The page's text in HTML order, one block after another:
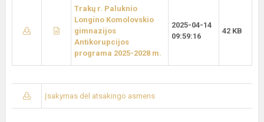
Trakų r. Paluknio
Longino Komolovskio
gimnazijos
Antikorupcijos
programa 2025-2028 m.
2025-04-14
09:59:16
42 KB
Įsakymas dėl atsakingo asmens